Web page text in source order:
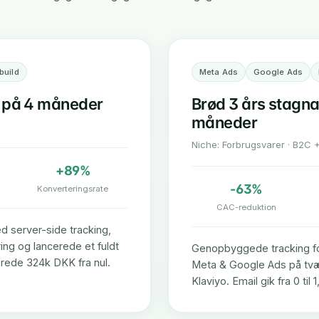
4 måneder
+89%
Konverteringsrate
server-side tracking,
og lancerede et fuldt
324k DKK fra nul.
Meta Ads Google Ads
Brød 3 års
måneder
Niche: Forbrugsvarer · B2C
-63%
CAC-reduktion
Genopbyggede tracking
Meta & Google Ads på
Klaviyo. Email gik fra 0 til